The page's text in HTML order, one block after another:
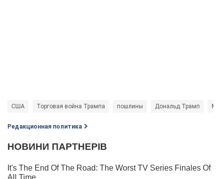
США Торговая война Трампа пошлины Дональд Трамп
Редакционная политика